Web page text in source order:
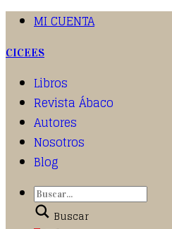
MI CUENTA
CICEES
Libros
Revista Ábaco
Autores
Nosotros
Blog
Buscar